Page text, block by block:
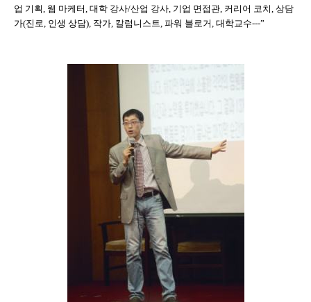
업 기획, 웹 마케터, 대학 강사/산업 강사, 기업 면접관, 커리어 코치, 상담
가(진로, 인생 상담), 작가, 칼럼니스트, 파워 블로거, 대학교수---”